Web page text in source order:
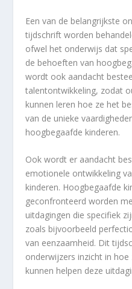
Een van de belangrijkste
tijdschrift worden
ofwel het onderwijs dat
de behoeften van
wordt ook aandacht
talentontwikkeling, zodat
kunnen leren hoe ze het
van de unieke
hoogbegaafde kinderen.
Ook wordt er aandacht
emotionele ontwikkeling
kinderen. Hoogbegaafde
geconfronteerd worden
uitdagingen die specifiek
zoals bijvoorbeeld
van eenzaamheid. Dit
onderwijzers inzicht in hoe
kunnen helpen deze